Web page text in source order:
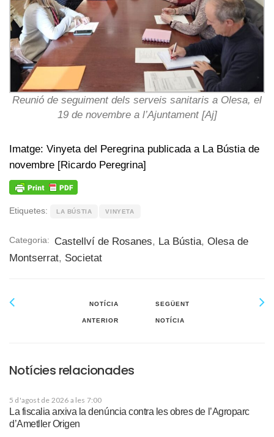
Reunió de seguiment dels serveis sanitaris a Olesa, el
19 de novembre a l’Ajuntament [Aj]
Imatge: Vinyeta del Peregrina publicada a La Bústia de
novembre [Ricardo Peregrina]
Etiquetes: LA BÚSTIA VINYETA
Categoria: Castellví de Rosanes, La Bústia, Olesa de
Montserrat, Societat
NOTÍCIA
ANTERIOR
SEGÜENT
NOTÍCIA
Notícies relacionades
5 d'agost de 2026 a les 7:00
La fiscalia arxiva la denúncia contra les obres de l’Agroparc
d’Ametller Origen